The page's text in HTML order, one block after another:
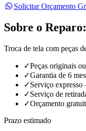
Solicitar Orçamento
Sobre o Reparo:
Troca de tela com peças
✓Peças originais
✓Garantia de 6
✓Serviço
✓Serviço de
✓Orçamento
Prazo estimado